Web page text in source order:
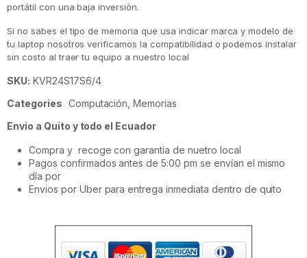
portátil con una baja inversión.
Si no sabes el tipo de memoria que usa indicar marca y modelo de
tu laptop nosotros verificamos la compatibilidad o podemos instalar
sin costo al traer tu equipo a nuestro local
SKU: KVR24S17S6/4
Categories Computación ,Memorias
Envío a Quito y todo el Ecuador
Compra y recoge con garantía de nuetro local
Pagos confirmados antes de 5:00 pm se envían el mismo
día por
Envios por Uber para entrega inmediata dentro de quito